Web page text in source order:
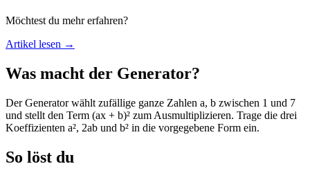
Möchtest du mehr erfahren?
Artikel lesen →
Was macht der Generator?
Der Generator wählt zufällige ganze Zahlen a, b zwischen 1 und 7
und stellt den Term (ax + b)² zum Ausmultiplizieren. Trage die drei
Koeffizienten a², 2ab und b² in die vorgegebene Form ein.
So löst du